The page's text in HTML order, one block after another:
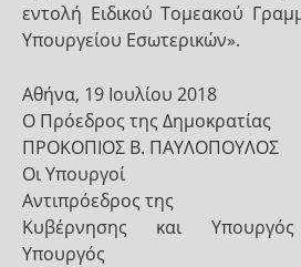
εντολή Ειδικού Τομεακού
Υπουργείου Εσωτερικών».
Αθήνα, 19 Ιουλίου 2018
Ο Πρόεδρος της Δημοκρατίας
ΠΡΟΚΟΠΙΟΣ Β. ΠΑΥΛΟΠΟΥΛΟΣ
Οι Υπουργοί
Αντιπρόεδρος της
Κυβέρνησης και
Υπουργός